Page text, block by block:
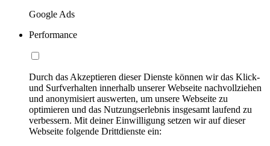
Google Ads
Performance
Durch das Akzeptieren dieser Dienste können wir das Klick-
und Surfverhalten innerhalb unserer Webseite nachvollziehen
und anonymisiert auswerten, um unsere Webseite zu
optimieren und das Nutzungserlebnis insgesamt laufend zu
verbessern. Mit deiner Einwilligung setzen wir auf dieser
Webseite folgende Drittdienste ein: